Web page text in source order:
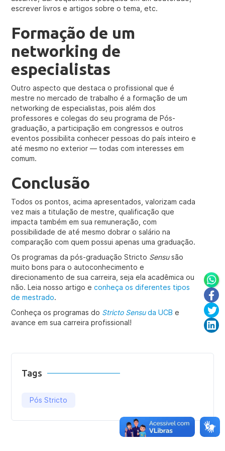
escrever livros e artigos sobre o tema, etc.
Formação de um
networking de
especialistas
Outro aspecto que destaca o profissional que é
mestre no mercado de trabalho é a formação de um
networking de especialistas, pois além dos
professores e colegas do seu programa de Pós-
graduação, a participação em congressos e outros
eventos possibilita conhecer pessoas do país inteiro e
até mesmo no exterior — todas com interesses em
comum.
Conclusão
Todos os pontos, acima apresentados, valorizam cada
vez mais a titulação de mestre, qualificação que
impacta também em sua remuneração, com
possibilidade de até mesmo dobrar o salário na
comparação com quem possui apenas uma graduação.
Os programas da pós-graduação Stricto Sensusão
muito bons para o autoconhecimento e
direcionamento de sua carreira, seja ela acadêmica ou
não. Leia nosso artigo econheça os diferentes tipos
de mestrado.
Conheça os programas do Stricto Sensuda UCB e
avance em sua carreira profissional!
Tags
Pós Stricto